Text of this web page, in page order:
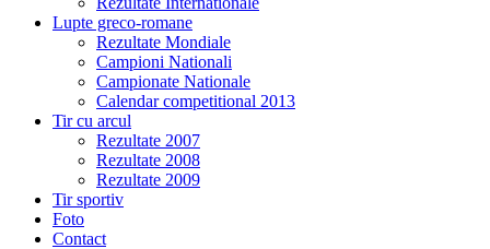
Lupte greco-romane
Rezultate Mondiale
Campioni Nationali
Campionate Nationale
Calendar competitional 2013
Tir cu arcul
Rezultate 2007
Rezultate 2008
Rezultate 2009
Tir sportiv
Foto
Contact